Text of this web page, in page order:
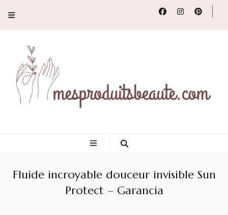
et revues de
produits beauté
Fluide incroyable douceur invisible Sun
Protect – Garancia